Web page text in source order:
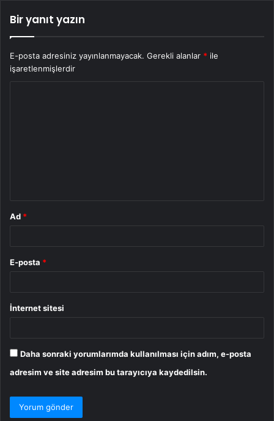
Bir yanıt yazın
E-posta adresiniz yayınlanmayacak. Gerekli alanlar * ile
işaretlenmişlerdir
Ad *
E-posta *
İnternet sitesi
Daha sonraki yorumlarımda kullanılması için adım, e-posta
adresim ve site adresim bu tarayıcıya kaydedilsin.